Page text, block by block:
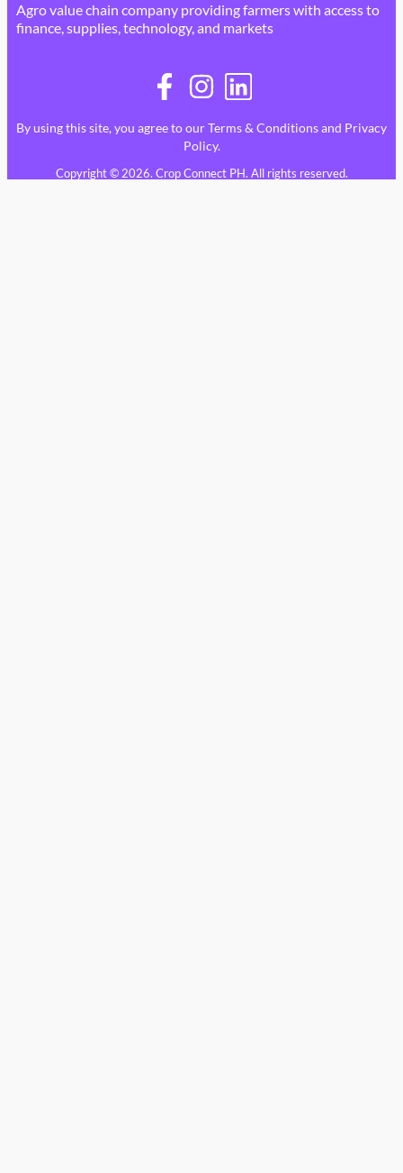
Agro value chain company providing farmers with access to
finance, supplies, technology, and markets
By using this site, you agree to ourTerms & Conditionsand Privacy
Policy.
Copyright © 2026. Crop Connect PH. All rights reserved.